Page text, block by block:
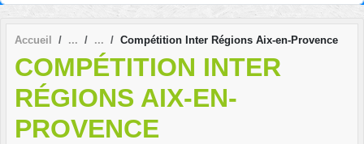
Accueil Compétition Inter Régions Aix-en-Provence
COMPÉTITION INTER
RÉGIONS AIX-EN-
PROVENCE